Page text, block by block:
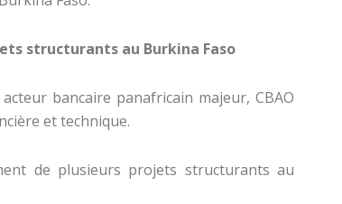
structurants au Burkina Faso
bancaire panafricain majeur, CBAO
et technique.
de plusieurs projets structurants au